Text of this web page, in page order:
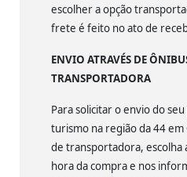
escolher a opção
frete é feito no ato de
ENVIO ATRAVÉS DE
TRANSPORTADORA
Para solicitar o envio do
turismo na região da 44
de transportadora, escolha
hora da compra e nos